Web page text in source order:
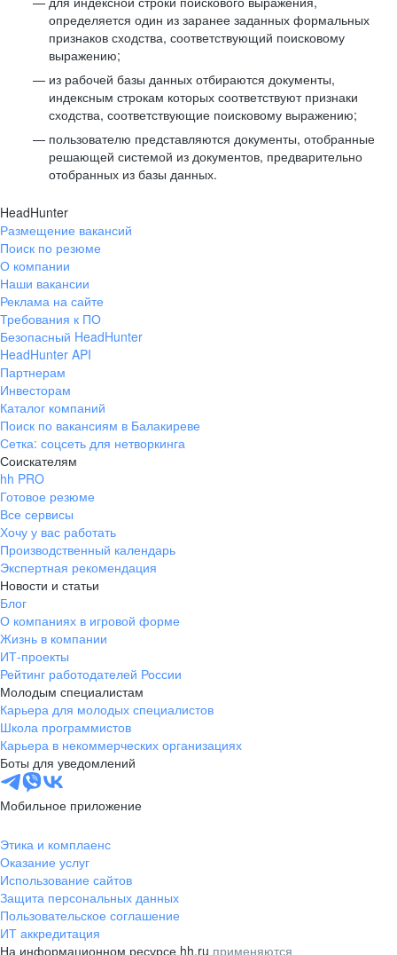
определяется один из заранее заданных формальных
признаков сходства, соответствующий поисковому
выражению;
из рабочей базы данных отбираются документы,
индексным строкам которых соответствуют признаки
сходства, соответствующие поисковому выражению;
пользователю представляются документы, отобранные
решающей системой из документов, предварительно
отобранных из базы данных.
HeadHunter
Размещение вакансий
Поиск по резюме
О компании
Наши вакансии
Реклама на сайте
Требования к ПО
Безопасный HeadHunter
HeadHunter API
Партнерам
Инвесторам
Каталог компаний
Поиск по вакансиям в Балакиреве
Сетка: соцсеть для нетворкинга
Соискателям
hh PRO
Готовое резюме
Все сервисы
Хочу у вас работать
Производственный календарь
Экспертная рекомендация
Новости и статьи
Блог
О компаниях в игровой форме
Жизнь в компании
ИТ-проекты
Рейтинг работодателей России
Молодым специалистам
Карьера для молодых специалистов
Школа программистов
Карьера в некоммерческих организациях
Боты для уведомлений
Мобильное приложение
Этика и комплаенс
Оказание услуг
Использование сайтов
Защита персональных данных
Пользовательское соглашение
ИТ аккредитация
На информационном ресурсе hh.ru применяются